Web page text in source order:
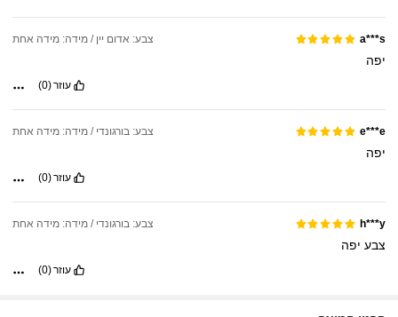
a***s צבע: אדום יין / מידה: מידה אחת
יפה
עוזר(0)
e***e צבע: בורגונדי / מידה: מידה אחת
יפה
עוזר(0)
h***y צבע: בורגונדי / מידה: מידה אחת
צבע יפה
עוזר(0)